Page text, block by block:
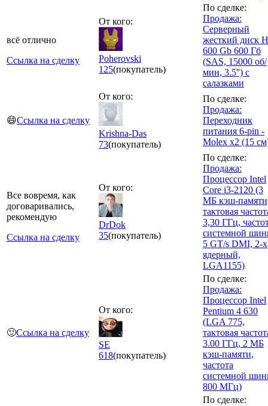
всё отлично
Ссылка на сделку
От кого:
Poherovski
125(покупатель)
По сделке:
Продажа:
Серверный
жесткий диск
600 Gb 600 Гб
(SAS, 15000 об/
мин, 3.5'') с
салазками
😄Ссылка на сделку
От кого:
Krishna-Das
73(покупатель)
По сделке:
Продажа:
Переходник
питания 6-pin -
Molex x2 (15
Все вовремя, как
договаривались,
рекомендую
Ссылка на сделку
От кого:
DrDok
35(покупатель)
По сделке:
Продажа:
Процессор Intel
Core i3-2120 (3
МБ кэш-
тактовая
3,30 ГГц,
системной
5 GT/s DMI, 2-х
ядерный,
LGA1155)
🙂Ссылка на сделку
От кого:
SE
618(покупатель)
По сделке:
Продажа:
Процессор Intel
Pentium 4 630
(LGA 775,
тактовая
3.00 ГГц, 2 МБ
кэш-памяти,
частота
системной
800 МГц)
По сделке: